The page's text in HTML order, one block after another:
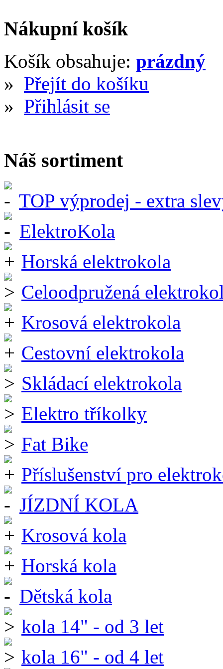
Nákupní košík
Košík obsahuje: prázdný
» Přejít do košíku
» Přihlásit se
Náš sortiment
TOP výprodej - extra
ElektroKola
Horská elektrokola
Celoodpružená
Krosová elektrokola
Cestovní elektrokola
Skládací elektrokola
Elektro tříkolky
Fat Bike
Příslušenství pro
JÍZDNÍ KOLA
Krosová kola
Horská kola
Dětská kola
kola 14" - od 3 let
kola 16" - od 4 let